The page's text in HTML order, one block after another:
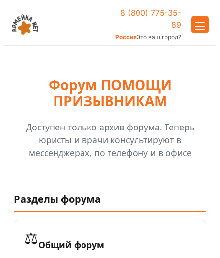
8 (800) 775-35-
89
РоссияЭто ваш город?
Форум ПОМОЩИ
ПРИЗЫВНИКАМ
Доступен только архив форума. Теперь
юристы и врачи консультируют в
мессенджерах, по телефону и в офисе
Разделы форума
⚖️Общий форум